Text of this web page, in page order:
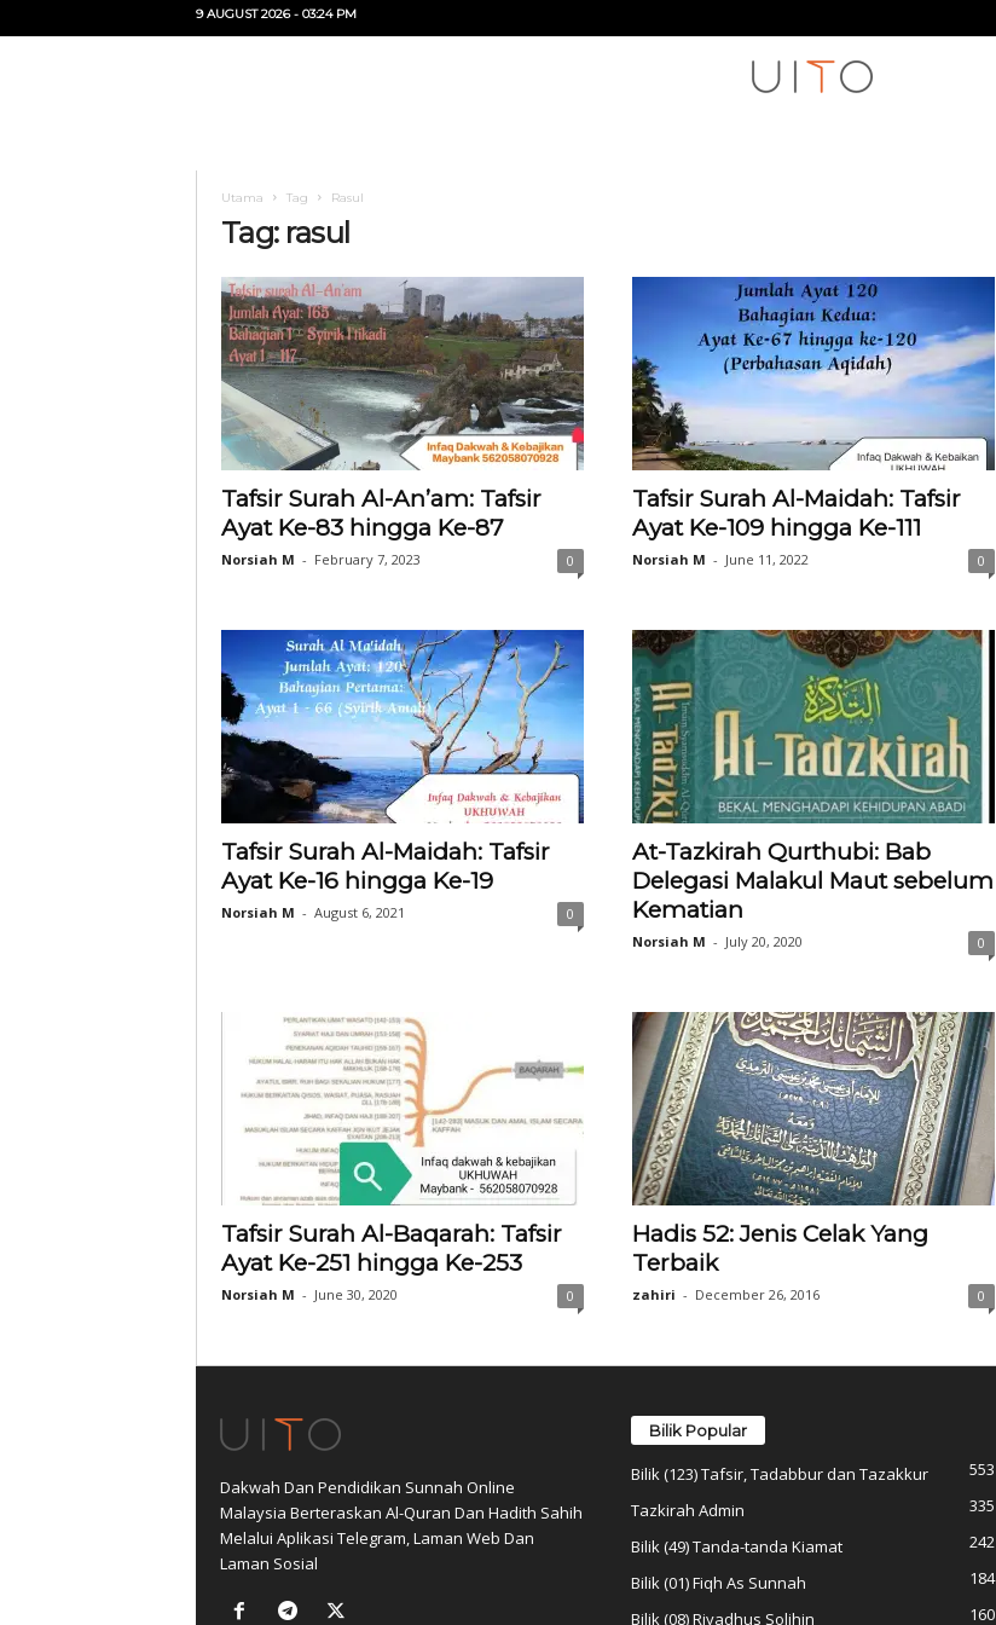
9 AUGUST 2026 - 03:24 PM
Utama Tag Rasul
Tag: rasul
Tafsir Surah Al-An’am: Tafsir
Ayat Ke-83 hingga Ke-87
Norsiah M - February 7, 2023 0
Tafsir Surah Al-Maidah: Tafsir
Ayat Ke-109 hingga Ke-111
Norsiah M - June 11, 2022 0
Tafsir Surah Al-Maidah: Tafsir
Ayat Ke-16 hingga Ke-19
Norsiah M - August 6, 2021 0
At-Tazkirah Qurthubi: Bab
Delegasi Malakul Maut sebelum
Kematian
Norsiah M - July 20, 2020 0
Tafsir Surah Al-Baqarah: Tafsir
Ayat Ke-251 hingga Ke-253
Norsiah M - June 30, 2020 0
Hadis 52: Jenis Celak Yang
Terbaik
zahiri - December 26, 2016 0
Dakwah Dan Pendidikan Sunnah Online
Malaysia Berteraskan Al-Quran Dan Hadith Sahih
Melalui Aplikasi Telegram, Laman Web Dan
Laman Sosial
Bilik Popular
Bilik (123) Tafsir, Tadabbur dan Tazakkur
553
Tazkirah Admin
335
Bilik (49) Tanda-tanda Kiamat
242
Bilik (01) Fiqh As Sunnah
184
Bilik (08) Riyadhus Solihin
160